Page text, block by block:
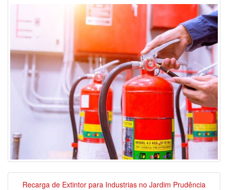
Recarga de Extintor para Industrias no Jardim Prudência